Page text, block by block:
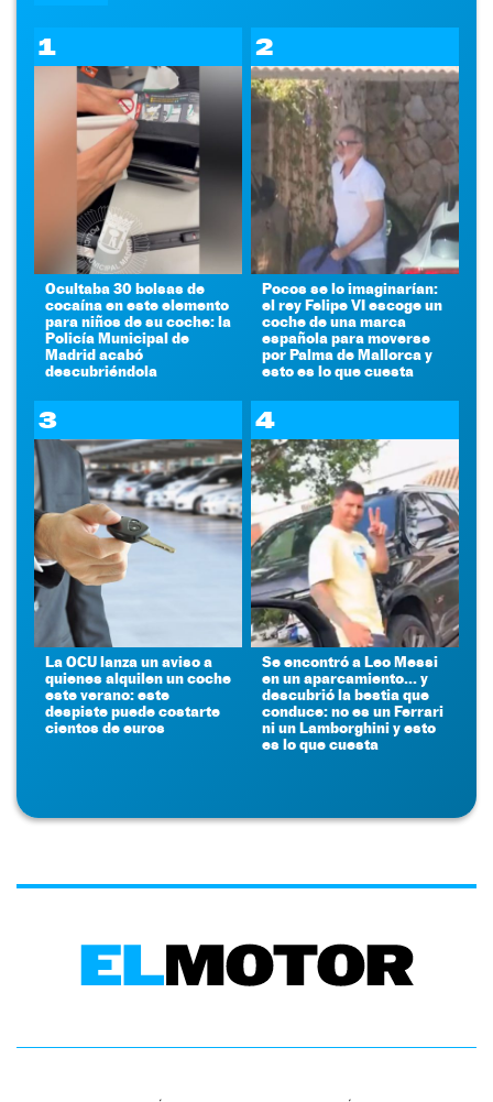
1
Ocultaba 30 bolsas de
cocaína en este elemento
para niños de su coche: la
Policía Municipal de
Madrid acabó
descubriéndola
2
Pocos se lo imaginarían:
el rey Felipe VI escoge un
coche de una marca
española para moverse
por Palma de Mallorca y
esto es lo que cuesta
3
La OCU lanza un aviso a
quienes alquilen un coche
este verano: este
despiste puede costarte
cientos de euros
4
Se encontró a Leo Messi
en un aparcamiento... y
descubrió la bestia que
conduce: no es un Ferrari
ni un Lamborghini y esto
es lo que cuesta